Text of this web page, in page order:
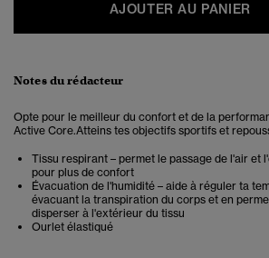
AJOUTER AU PANIER
Notes du rédacteur
Opte pour le meilleur du confort et de la
Active Core.Atteins tes objectifs sportifs et
Tissu respirant – permet le passage de l'air et
pour plus de confort
Évacuation de l'humidité – aide à réguler ta
évacuant la transpiration du corps et en
disperser à l'extérieur du tissu
Ourlet élastiqué